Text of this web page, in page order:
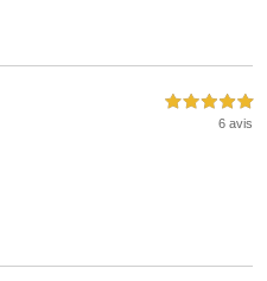
5,0 étoiles sur 5
6 avis